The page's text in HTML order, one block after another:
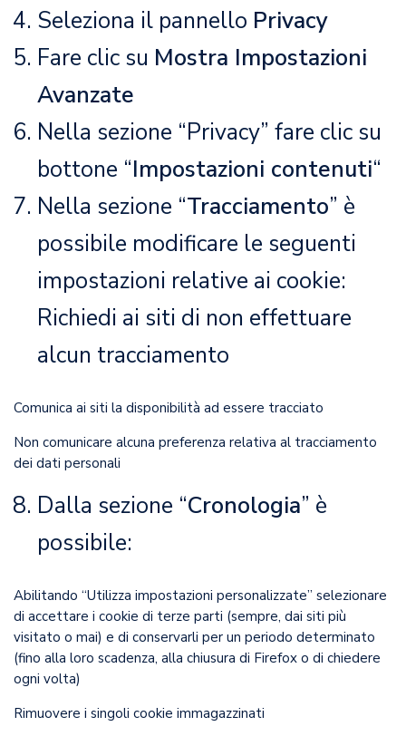
Seleziona il pannello Privacy
Fare clic su Mostra Impostazioni
Avanzate
Nella sezione “Privacy” fare clic su
bottone “Impostazioni contenuti“
Nella sezione “Tracciamento” è
possibile modificare le seguenti
impostazioni relative ai cookie:
Richiedi ai siti di non effettuare
alcun tracciamento
Comunica ai siti la disponibilità ad essere tracciato
Non comunicare alcuna preferenza relativa al tracciamento
dei dati personali
Dalla sezione “Cronologia” è
possibile:
Abilitando “Utilizza impostazioni personalizzate” selezionare
di accettare i cookie di terze parti (sempre, dai siti più
visitato o mai) e di conservarli per un periodo determinato
(fino alla loro scadenza, alla chiusura di Firefox o di chiedere
ogni volta)
Rimuovere i singoli cookie immagazzinati